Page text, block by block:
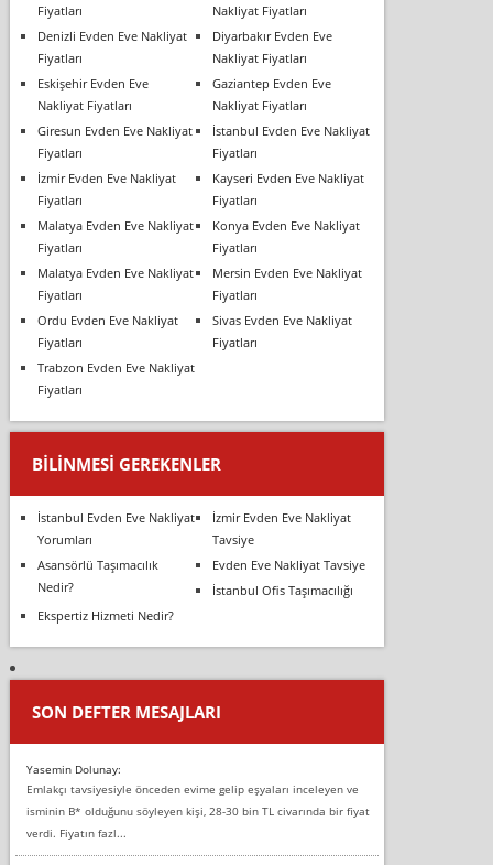
Fiyatları
Nakliyat Fiyatları
Denizli Evden Eve Nakliyat
Fiyatları
Diyarbakır Evden Eve
Nakliyat Fiyatları
Eskişehir Evden Eve
Nakliyat Fiyatları
Gaziantep Evden Eve
Nakliyat Fiyatları
Giresun Evden Eve Nakliyat
Fiyatları
İstanbul Evden Eve Nakliyat
Fiyatları
İzmir Evden Eve Nakliyat
Fiyatları
Kayseri Evden Eve Nakliyat
Fiyatları
Malatya Evden Eve Nakliyat
Fiyatları
Konya Evden Eve Nakliyat
Fiyatları
Malatya Evden Eve Nakliyat
Fiyatları
Mersin Evden Eve Nakliyat
Fiyatları
Ordu Evden Eve Nakliyat
Fiyatları
Sivas Evden Eve Nakliyat
Fiyatları
Trabzon Evden Eve Nakliyat
Fiyatları
BILINMESI GEREKENLER
İstanbul Evden Eve Nakliyat
Yorumları
İzmir Evden Eve Nakliyat
Tavsiye
Asansörlü Taşımacılık
Nedir?
Evden Eve Nakliyat Tavsiye
İstanbul Ofis Taşımacılığı
Ekspertiz Hizmeti Nedir?
SON DEFTER MESAJLARI
Yasemin Dolunay:
Emlakçı tavsiyesiyle önceden evime gelip eşyaları inceleyen ve
isminin B* olduğunu söyleyen kişi, 28-30 bin TL civarında bir fiyat
verdi. Fiyatın fazl...